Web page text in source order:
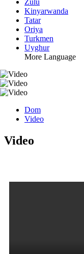
Zulu
Kinyarwanda
Tatar
Oriya
Turkmen
Uyghur
More Language
Dom
Video
Video